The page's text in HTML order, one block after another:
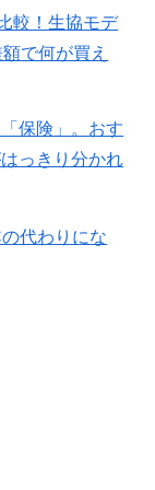
較！生協モデ
で何が買え
保険」。おす
っきり分かれ
代わりにな